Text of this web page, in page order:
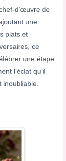
d’œuvre de
une
plats et
ce
une étape
l’éclat qu’il
inoubliable.